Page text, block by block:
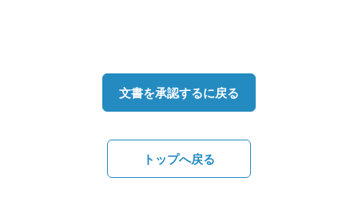
文書を承認するに戻る
トップへ戻る